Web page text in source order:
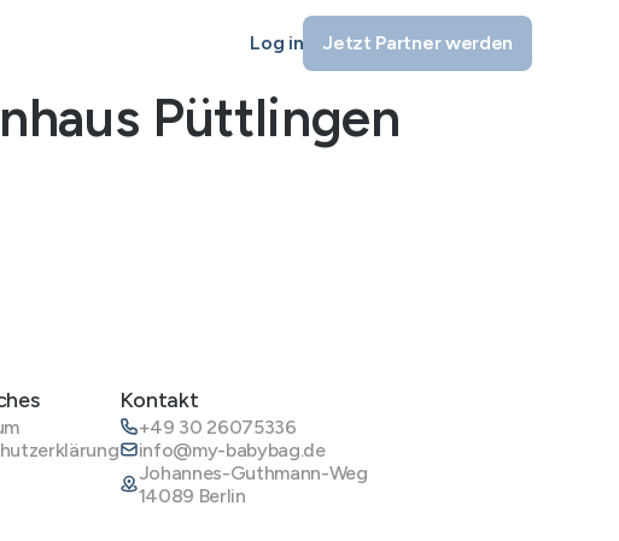
Log in Jetzt Partner werden
Püttlingen
Kontakt
+49 30 26075336
info@my-babybag.de
Johannes-Guthmann-Weg
14089 Berlin